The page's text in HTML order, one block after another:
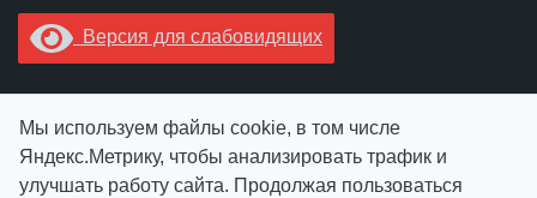
Версия для слабовидящих
Ctrl+Enter.
Мы используем файлы cookie, в том числе
Яндекс.Метрику, чтобы анализировать трафик и
улучшать работу сайта. Продолжая пользоваться